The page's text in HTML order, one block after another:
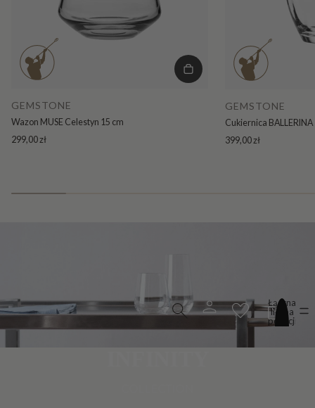
Łączna
liczba
pozycji
w
GEMSTONE
Wazon MUSE Celestyn 15 cm
299,00 zł
GEMSTONE
Cukiernica BALLERINA
399,00 zł